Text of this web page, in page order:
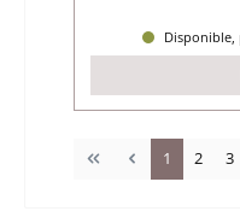
Disponible,
Página
1 Página
2 3